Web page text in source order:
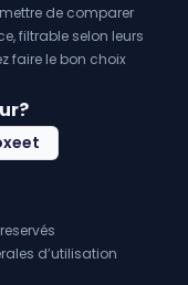
de comparer
filtrable selon leurs
faire le bon choix
d’utilisation